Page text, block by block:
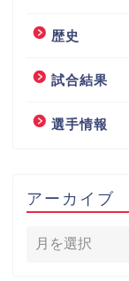
歴史
試合結果
選手情報
アーカイブ